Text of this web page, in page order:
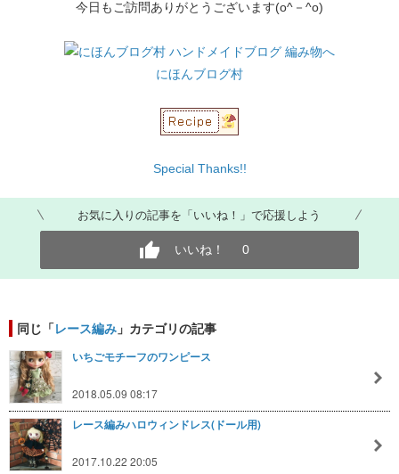
今日もご訪問ありがとうございます(o^－^o)
にほんブログ村
Special Thanks!!
お気に入りの記事を「いいね！」で応援しよう
いいね！ 0
同じ「レース編み 」カテゴリの記事
いちごモチーフのワンピース
2018.05.09 08:17
レース編みハロウィンドレス(ドール用)
2017.10.22 20:05